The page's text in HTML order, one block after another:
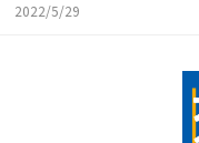
2022/5/29